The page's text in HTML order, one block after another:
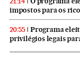
impostos para os
20:55
Programa
privilégios legais